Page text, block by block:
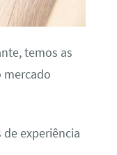
temos as
mercado
experiência